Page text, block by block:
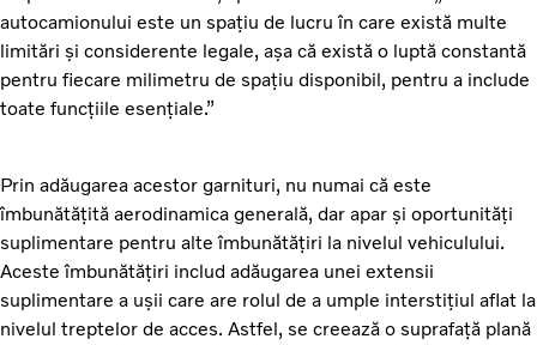
autocamionului este un spațiu de lucru în care există multe
limitări și considerente legale, așa că există o luptă constantă
pentru fiecare milimetru de spațiu disponibil, pentru a include
toate funcțiile esențiale.”
Prin adăugarea acestor garnituri, nu numai că este
îmbunătățită aerodinamica generală, dar apar și oportunități
suplimentare pentru alte îmbunătățiri la nivelul vehiculului.
Aceste îmbunătățiri includ adăugarea unei extensii
suplimentare a ușii care are rolul de a umple interstițiul aflat la
nivelul treptelor de acces. Astfel, se creează o suprafață plană